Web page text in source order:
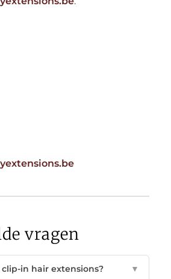
vragen
in hair extensions? ▼